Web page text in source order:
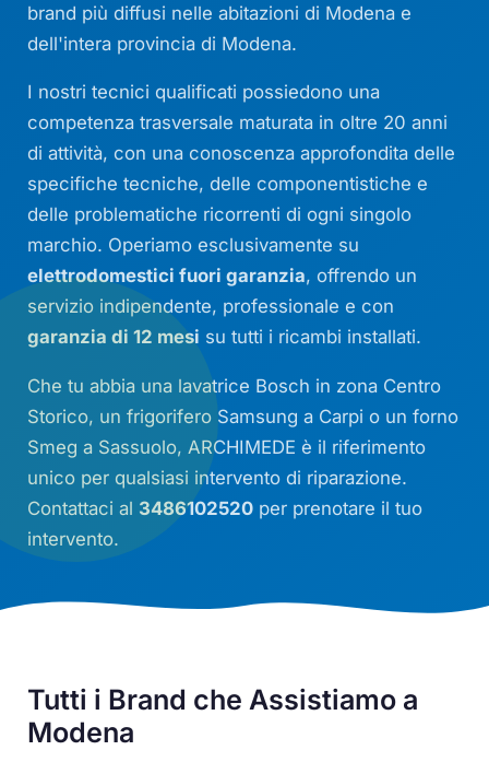
brand più diffusi nelle abitazioni di Modena e
dell'intera provincia di Modena.
I nostri tecnici qualificati possiedono una
competenza trasversale maturata in oltre 20 anni
di attività, con una conoscenza approfondita delle
specifiche tecniche, delle componentistiche e
delle problematiche ricorrenti di ogni singolo
marchio. Operiamo esclusivamente su
elettrodomestici fuori garanzia, offrendo un
servizio indipendente, professionale e con
garanzia di 12 mesi su tutti i ricambi installati.
Che tu abbia una lavatrice Bosch in zona Centro
Storico, un frigorifero Samsung a Carpi o un forno
Smeg a Sassuolo, ARCHIMEDE è il riferimento
unico per qualsiasi intervento di riparazione.
Contattaci al 3486102520 per prenotare il tuo
intervento.
Tutti i Brand che Assistiamo a
Modena